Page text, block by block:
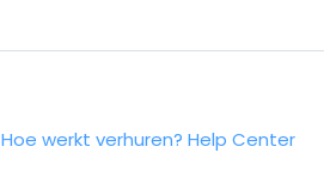
Hoe werkt verhuren? Help Center